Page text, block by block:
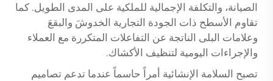
الصيانة، والتكلفة الإجمالية للملكية على المدى الطويل. كما
تقاوم الأسطح ذات الجودة التجارية الخدوشَ والبقعَ
وعلامات البلى الناتجة عن التفاعلات المتكررة مع العملاء
والإجراءات اليومية لتنظيف الأكشاك.
تصبح السلامة الإنشائية أمراً حاسماً عندما تدعم تصاميم